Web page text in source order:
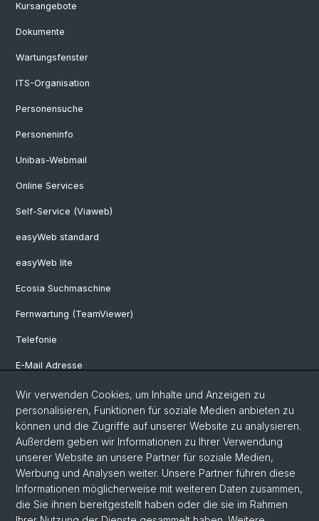
Kursangebote
Dokumente
Wartungsfenster
ITS-Organisation
Personensuche
Personeninfo
Unibas-Webmail
Online Services
Self-Service (Viaweb)
easyWeb standard
easyWeb lite
Ecosia Suchmaschine
Fernwartung (TeamViewer)
Telefonie
E-Mail Adresse
Internet & Netzzugriff
Hardwareausleihe
Software Shop
Genehmigerliste
Wir verwenden Cookies, um Inhalte und Anzeigen zu
personalisieren, Funktionen für soziale Medien anbieten zu
können und die Zugriffe auf unserer Website zu analysieren.
Außerdem geben wir Informationen zu Ihrer Verwendung
unserer Website an unsere Partner für soziale Medien,
Werbung und Analysen weiter. Unsere Partner führen diese
Informationen möglicherweise mit weiteren Daten zusammen,
die Sie ihnen bereitgestellt haben oder die sie im Rahmen